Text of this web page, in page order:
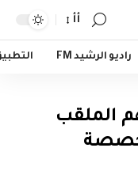
أأ
راديو الرشيد FM
الملقب